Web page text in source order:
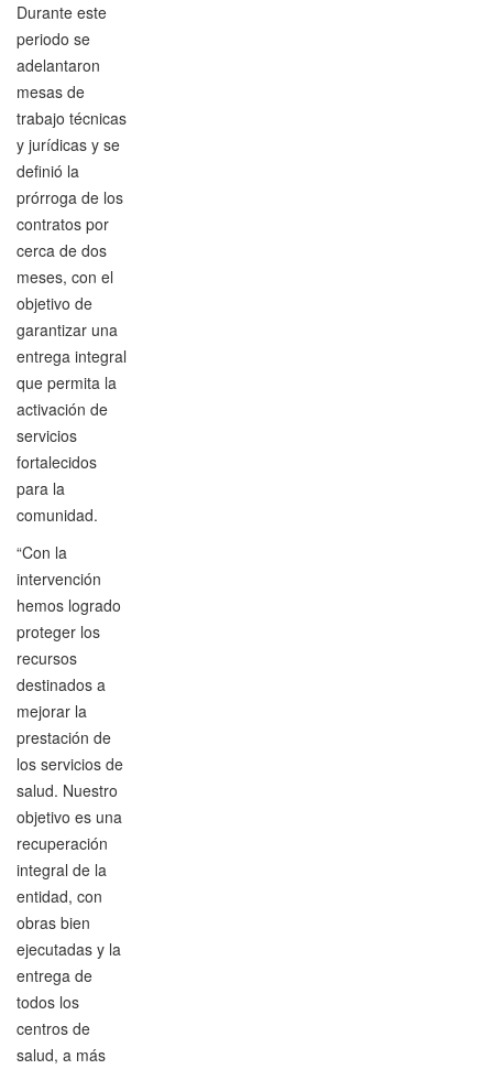
Durante este
periodo se
adelantaron
mesas de
trabajo técnicas
y jurídicas y se
definió la
prórroga de los
contratos por
cerca de dos
meses, con el
objetivo de
garantizar una
entrega integral
que permita la
activación de
servicios
fortalecidos
para la
comunidad.
“Con la
intervención
hemos logrado
proteger los
recursos
destinados a
mejorar la
prestación de
los servicios de
salud. Nuestro
objetivo es una
recuperación
integral de la
entidad, con
obras bien
ejecutadas y la
entrega de
todos los
centros de
salud, a más